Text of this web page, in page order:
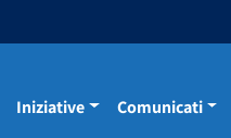
Iniziative Comunicati